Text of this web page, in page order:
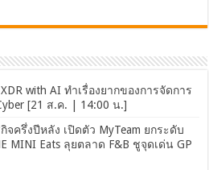
with AI ทำเรื่องยากของการจัดการ
[21 ส.ค. | 14:00 น.]
จครึ่งปีหลัง เปิดตัว MyTeam ยกระดับ
MINI Eats ลุยตลาด F&B ชูจุดเด่น GP